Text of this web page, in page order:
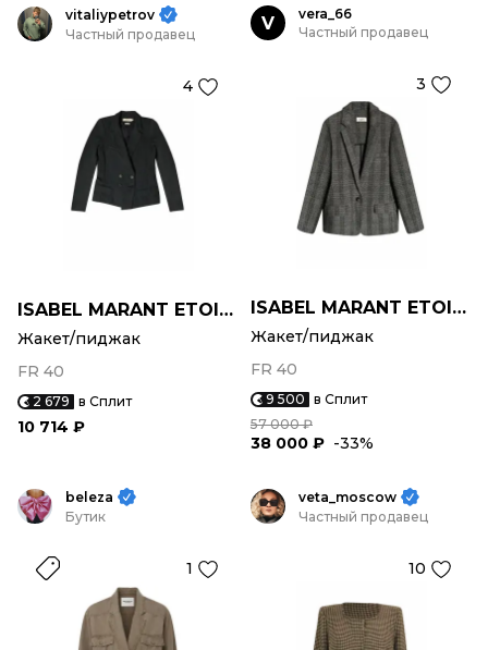
vitaliypetrov
Частный продавец
4
ISABEL MARANT ETOILE
Жакет/пиджак
FR 40
2 679 в Сплит
10 714 ₽
V
vera_66
Частный продавец
3
ISABEL MARANT ETOILE
Жакет/пиджак
FR 40
9 500 в Сплит
57 000 ₽
38 000 ₽ -33%
beleza
Бутик
1
veta_moscow
Частный продавец
10